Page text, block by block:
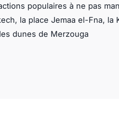
populaires à ne pas
la place Jemaa el-Fna, la
dunes de Merzouga